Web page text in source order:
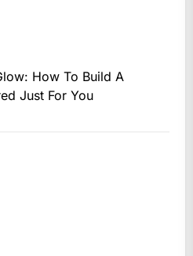
How To Build A
Just For You